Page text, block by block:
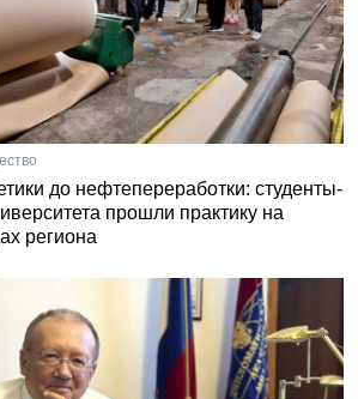
до нефтепереработки: студенты-
прошли практику на
региона